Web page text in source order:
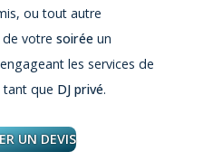
ou tout autre
de votresoirée un
les services de
tant que DJ privé.
UN DEVIS